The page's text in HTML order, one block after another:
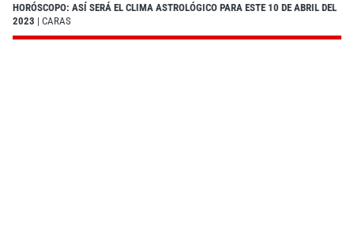
HORÓSCOPO: ASÍ SERÁ EL CLIMA ASTROLÓGICO PARA ESTE 10 DE ABRIL DEL
2023 | CARAS